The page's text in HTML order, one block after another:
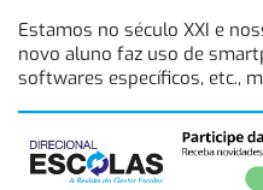
Estamos no século XXI e
novo aluno faz uso de
softwares específicos, etc.,